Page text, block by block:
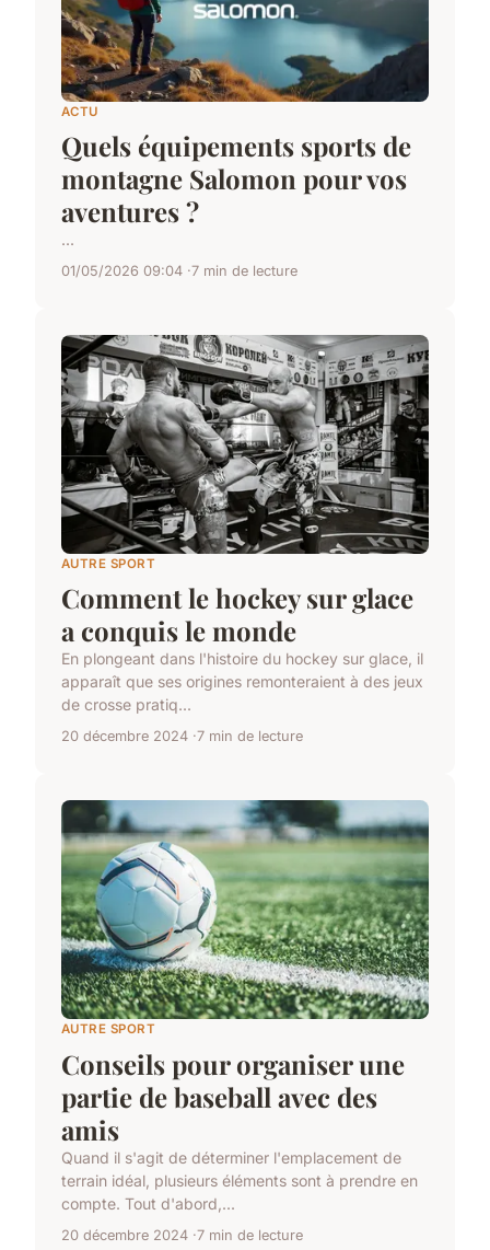
ACTU
Quels équipements sports de
montagne Salomon pour vos
aventures ?
...
01/05/2026 09:04 7 min de lecture
AUTRE SPORT
Comment le hockey sur glace
a conquis le monde
En plongeant dans l'histoire du hockey sur glace, il
apparaît que ses origines remonteraient à des jeux
de crosse pratiq...
20 décembre 2024 7 min de lecture
AUTRE SPORT
Conseils pour organiser une
partie de baseball avec des
amis
Quand il s'agit de déterminer l'emplacement de
terrain idéal, plusieurs éléments sont à prendre en
compte. Tout d'abord,...
20 décembre 2024 7 min de lecture